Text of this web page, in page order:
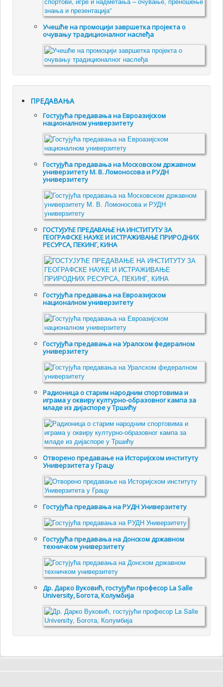
Учешће на промоцији завршетка пројекта о
очувању традиционалног наслеђа
ПРЕДАВАЊА
Гостујућа предавања на Евроазијском
националном универзитету
Гостујућа предавања на Московском државном
универзитету М. В. Ломоносова и РУДН
универзитету
ГОСТУЈУЋЕ ПРЕДАВАЊЕ НА ИНСТИТУТУ ЗА
ГЕОГРАФСКЕ НАУКЕ И ИСТРАЖИВАЊЕ ПРИРОДНИХ
РЕСУРСА, ПЕКИНГ, КИНА
Гостујућа предавања на Евроазијском
националном универзитету
Гостујућа предавања на Уралском федералном
универзитету
Радионица о старим народним спортовима и
играма у оквиру културно-образовног кампа за
младе из дијаспоре у Тршићу
Отворено предавање на Историјском институту
Универзитета у Грацу
Гостујућa предавањa на РУДН Универзитету
Гостујућа предавања на Донском државном
техничком универзитету
Др. Дарко Вуковић, гостујући професор La Salle
University, Богота, Колумбија